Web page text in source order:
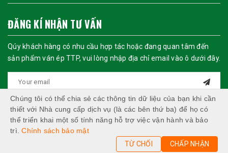
ĐĂNG KÍ NHẬN TƯ VẤN
Qúy khách hàng có nhu cầu hợp tác hoặc đang quan tâm đến
sản phẩm ván ép TTP, vui lòng nhập địa chỉ email vào ô dưới đây.
Chúng tôi có thể chia sẻ các thông tin dữ liệu của bạn khi cần
thiết với Nhà cung cấp dịch vụ (là các bên thứ ba) để họ có
thể triển khai một số tính năng hỗ trợ việc vận hành và bảo
trì.Chính sách bảo mật
TỪ CHỐI
CHẤP NHẬN